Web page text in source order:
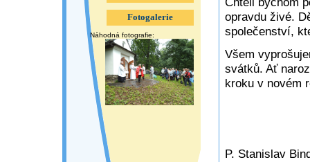
opravdu živé.
společenství,
Všem
svátků. Ať
kroku v novém
P. Stanislav
Fotogalerie
Náhodná fotografie: